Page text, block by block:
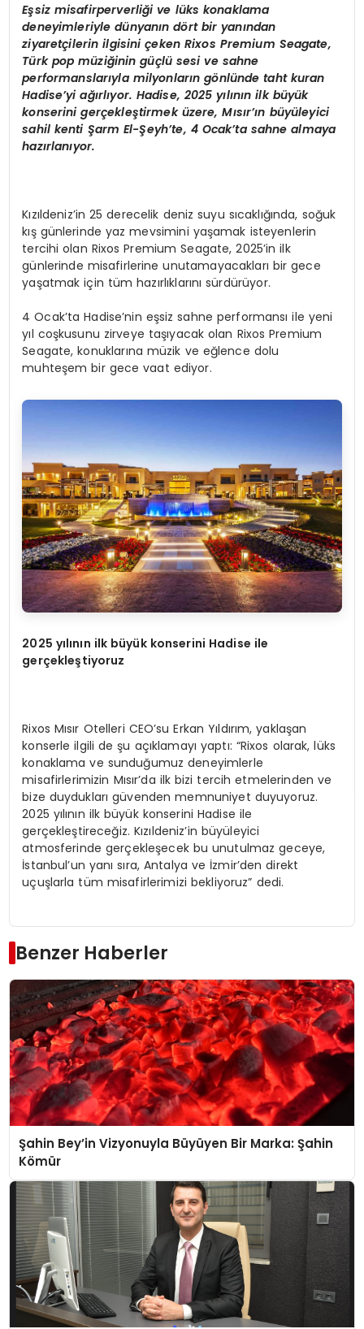
Eşsiz misafirperverliği ve lüks konaklama
deneyimleriyle dünyanın dört bir yanından
ziyaretçilerin ilgisini çeken Rixos Premium Seagate,
Türk pop müziğinin güçlü sesi ve sahne
performanslarıyla milyonların gönlünde taht kuran
Hadise’yi ağırlıyor. Hadise, 2025 yılının ilk büyük
konserini gerçekleştirmek üzere, Mısır’ın büyüleyici
sahil kenti Şarm El-Şeyh’te, 4 Ocak’ta sahne almaya
hazırlanıyor.
Kızıldeniz’in 25 derecelik deniz suyu sıcaklığında, soğuk
kış günlerinde yaz mevsimini yaşamak isteyenlerin
tercihi olan Rixos Premium Seagate, 2025’in ilk
günlerinde misafirlerine unutamayacakları bir gece
yaşatmak için tüm hazırlıklarını sürdürüyor.
4 Ocak’ta Hadise’nin eşsiz sahne performansı ile yeni
yıl coşkusunu zirveye taşıyacak olan Rixos Premium
Seagate, konuklarına müzik ve eğlence dolu
muhteşem bir gece vaat ediyor.
2025 yılının ilk büyük konserini Hadise ile
gerçekleştiyoruz
Rixos Mısır Otelleri CEO’su Erkan Yıldırım, yaklaşan
konserle ilgili de şu açıklamayı yaptı: “Rixos olarak, lüks
konaklama ve sunduğumuz deneyimlerle
misafirlerimizin Mısır’da ilk bizi tercih etmelerinden ve
bize duydukları güvenden memnuniyet duyuyoruz.
2025 yılının ilk büyük konserini Hadise ile
gerçekleştireceğiz. Kızıldeniz’in büyüleyici
atmosferinde gerçekleşecek bu unutulmaz geceye,
İstanbul’un yanı sıra, Antalya ve İzmir’den direkt
uçuşlarla tüm misafirlerimizi bekliyoruz” dedi.
Benzer Haberler
Şahin Bey’in Vizyonuyla Büyüyen Bir Marka: Şahin
Kömür